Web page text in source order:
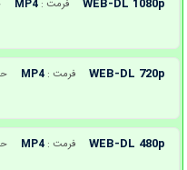
WEB-DL 1080p فرمت : MP4
WEB-DL 720p فرمت : MP4
WEB-DL 480p فرمت : MP4